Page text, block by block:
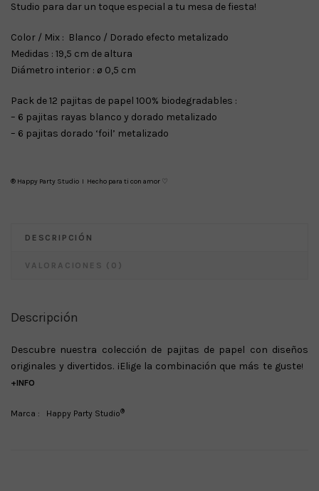
Studio para dar un toque especial a tu mesa de fiesta!
Color / Mix : Blanco / Dorado efecto metalizado
Medidas : 19,5 cm de altura
Diámetro interior : ø 0,5 cm
Pack de 12 pajitas de papel 100% biodegradables :
– 6 pajitas rayas blanco y dorado metalizado
– 6 pajitas dorado ‘foil’ metalizado
® Happy Party Studio I Hecho para ti con amor ♡
DESCRIPCIÓN
VALORACIONES (0)
Descripción
Descubre nuestra colección de pajitas de papel con diseños
originales y divertidos. ¡Elige la combinación que más te guste!
+INFO
Marca : Happy Party Studio®